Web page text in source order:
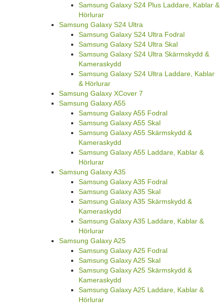
Samsung Galaxy S24 Plus Laddare, Kablar &
Hörlurar
Samsung Galaxy S24 Ultra
Samsung Galaxy S24 Ultra Fodral
Samsung Galaxy S24 Ultra Skal
Samsung Galaxy S24 Ultra Skärmskydd &
Kameraskydd
Samsung Galaxy S24 Ultra Laddare, Kablar
& Hörlurar
Samsung Galaxy XCover 7
Samsung Galaxy A55
Samsung Galaxy A55 Fodral
Samsung Galaxy A55 Skal
Samsung Galaxy A55 Skärmskydd &
Kameraskydd
Samsung Galaxy A55 Laddare, Kablar &
Hörlurar
Samsung Galaxy A35
Samsung Galaxy A35 Fodral
Samsung Galaxy A35 Skal
Samsung Galaxy A35 Skärmskydd &
Kameraskydd
Samsung Galaxy A35 Laddare, Kablar &
Hörlurar
Samsung Galaxy A25
Samsung Galaxy A25 Fodral
Samsung Galaxy A25 Skal
Samsung Galaxy A25 Skärmskydd &
Kameraskydd
Samsung Galaxy A25 Laddare, Kablar &
Hörlurar